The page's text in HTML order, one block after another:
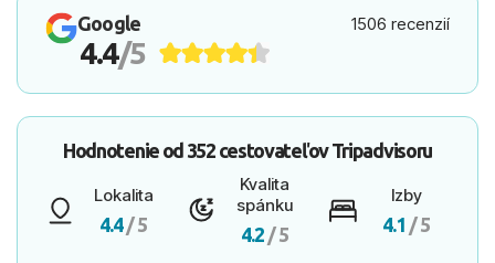
Google 1506 recenzií
4.4/5
Hodnotenie od 352 cestovateľovTripadvisoru
Lokalita
4.4/ 5
Kvalita
spánku
4.2 / 5
Izby
4.1 / 5